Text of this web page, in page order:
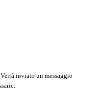
Verrà inviato un messaggio